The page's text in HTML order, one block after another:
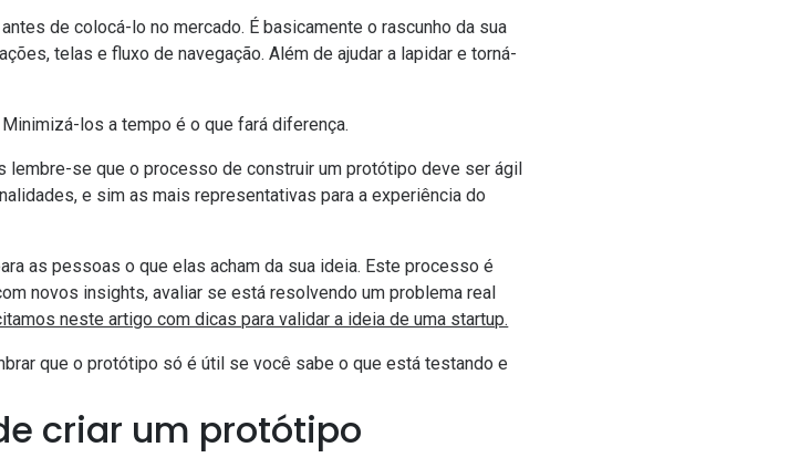
de colocá-lo no mercado. É basicamente o rascunho da sua
telas e fluxo de navegação. Além de ajudar a lapidar e torná-
los a tempo é o que fará diferença.
lembre-se que o processo de construir um protótipo deve ser ágil
e sim as mais representativas para a experiência do
as pessoas o que elas acham da sua ideia. Este processo é
novos insights, avaliar se está resolvendo um problema real
neste artigo com dicas para validar a ideia de uma startup.
que o protótipo só é útil se você sabe o que está testando e
criar um protótipo